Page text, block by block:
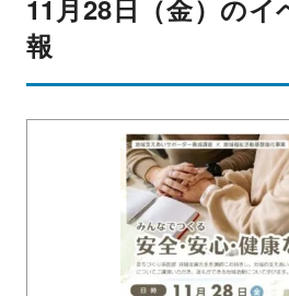
11月28日（金）のイ
報